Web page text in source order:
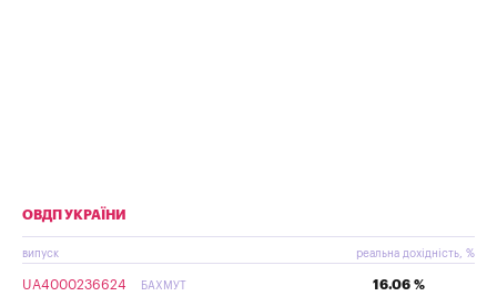
ОВДП УКРАЇНИ
випуск реальна дохідність, %
UA4000236624 БАХМУТ 16.06 %